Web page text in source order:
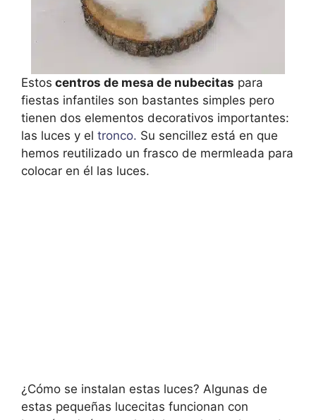
Estos centros de mesa de nubecitas para
fiestas infantiles son bastantes simples pero
tienen dos elementos decorativos importantes:
las luces y el tronco. Su sencillez está en que
hemos reutilizado un frasco de mermleada para
colocar en él las luces.
¿Cómo se instalan estas luces? Algunas de
estas pequeñas lucecitas funcionan con